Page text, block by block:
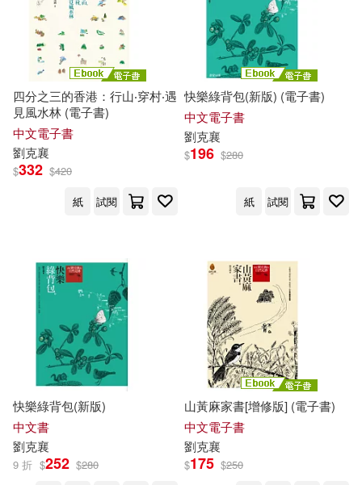
四分之三的香港：行山‧穿村‧遇
見風水林 (電子書)
中文電子書
劉克襄
$332 $420
紙
試閱
快樂綠背包(新版) (電子書)
中文電子書
劉克襄
$196 $280
紙 試閱
快樂綠背包(新版)
中文書
劉克襄
9 折 $252 $280
山黃麻家書[增修版] (電子書)
中文電子書
劉克襄
$175 $250